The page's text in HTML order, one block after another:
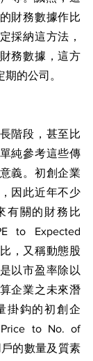
財務數據作比
採納這方法，
務數據，這方
的公司。
階段，甚至比
純參考這些傳
義。初創企業
因此近年不少
有關的財務比
to Expected
，又稱動態股
以市盈率除以
企業之未來潛
掛鈎的初創企
to No. of
的數量及質素